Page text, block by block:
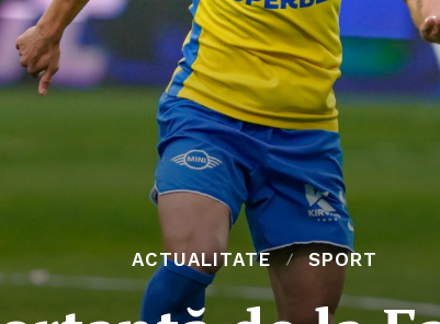
ACTUALITATE SPORT